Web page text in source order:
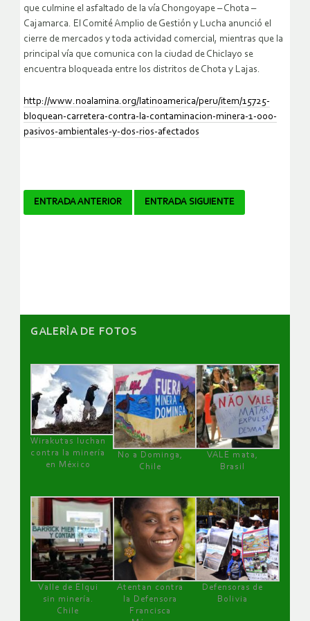
que culmine el asfaltado de la vía Chongoyape – Chota –
Cajamarca. El Comité Amplio de Gestión y Lucha anunció el
cierre de mercados y toda actividad comercial, mientras que la
principal vía que comunica con la ciudad de Chiclayo se
encuentra bloqueada entre los distritos de Chota y Lajas.
http://www.noalamina.org/latinoamerica/peru/item/15725-
bloquean-carretera-contra-la-contaminacion-minera-1-000-
pasivos-ambientales-y-dos-rios-afectados
Navegador
ENTRADA ANTERIOR ENTRADA SIGUIENTE
GALERÌA DE FOTOS
Wirakutas luchan
contra la minería
en México
No a Dominga,
Chile
VALE mata,
Brasil
Valle de Elqui
sin minería.
Chile
Atentan contra
la Defensora
Francisca
Defensoras de
Bolivia